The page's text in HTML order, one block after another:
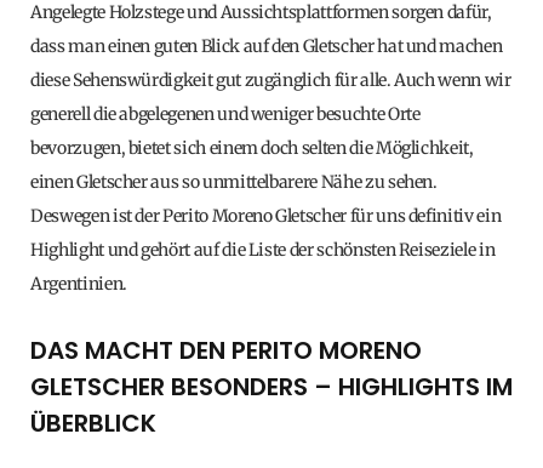
Angelegte Holzstege und Aussichtsplattformen sorgen dafür,
dass man einen guten Blick auf den Gletscher hat und machen
diese Sehenswürdigkeit gut zugänglich für alle. Auch wenn wir
generell die abgelegenen und weniger besuchte Orte
bevorzugen, bietet sich einem doch selten die Möglichkeit,
einen Gletscher aus so unmittelbarere Nähe zu sehen.
Deswegen ist der Perito Moreno Gletscher für uns definitiv ein
Highlight und gehört auf die Liste der schönsten Reiseziele in
Argentinien.
DAS MACHT DEN PERITO MORENO
GLETSCHER BESONDERS – HIGHLIGHTS IM
ÜBERBLICK